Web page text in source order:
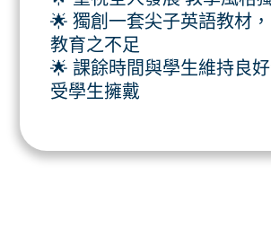
🌟 獨創一套尖子英語教材
教育之不足
🌟 課餘時間與學生維持良
受學生擁戴